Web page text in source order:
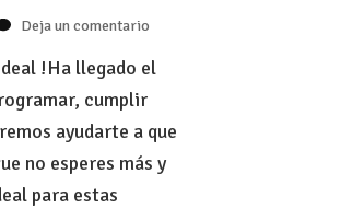
Deja un comentario
tu
te
están
!Ha llegado el
cumplir
ayudarte a que
no esperes más y
para estas